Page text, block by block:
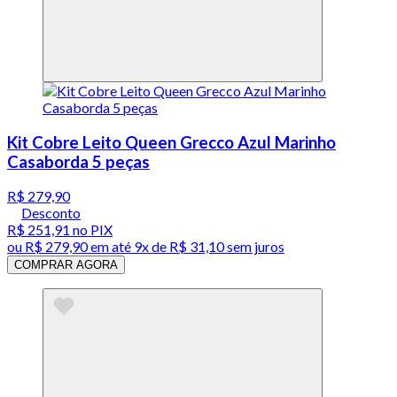
Kit Cobre Leito Queen Grecco Azul Marinho
Casaborda 5 peças
R$ 279,90
Desconto
R$ 251,91 no PIX
ou R$ 279,90em até 9x de R$ 31,10 sem juros
COMPRAR AGORA